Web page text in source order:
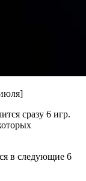
сразу 6 игр.
в следующие 6